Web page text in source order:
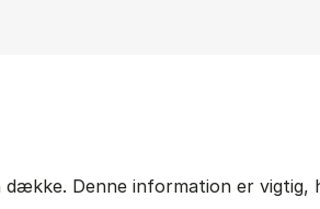
Denne information er vigtig,